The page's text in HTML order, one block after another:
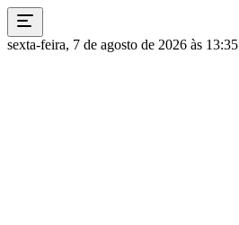
sexta-feira, 7 de agosto de 2026 às 13:35